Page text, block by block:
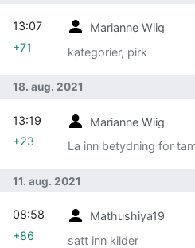
Marianne Wiig
kategorier, pirk
13:07
+71
18. aug. 2021
Marianne Wiig
La inn betydning for
13:19
+23
11. aug. 2021
Mathushiya19
satt inn kilder
08:58
+86